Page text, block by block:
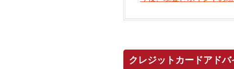
クレジットカードアドバ